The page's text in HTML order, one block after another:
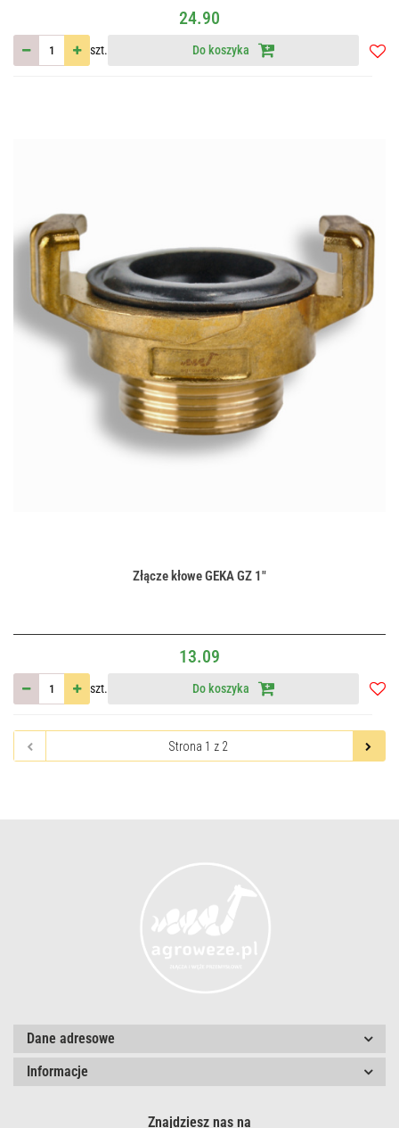
24.90
szt. Do koszyka
Złącze kłowe GEKA GZ 1"
13.09
szt. Do koszyka
Dane adresowe
Informacje
Znajdziesz nas na